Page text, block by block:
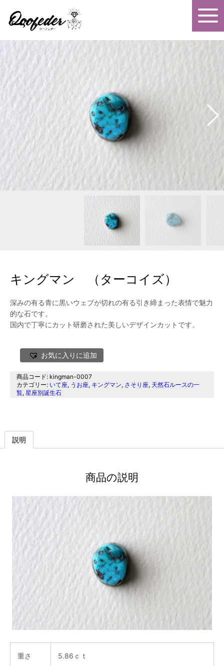
キングマン （ターコイズ）
深みの有る青に黒いウェブが切れの有る引き締まった表情で魅力
的な石です。
国内で丁寧にカット研磨された美しいデザインカットです。
お気に入りに追加
商品コード: kingman-0007
カテゴリー: いて座, うお座, キングマン, さそり座, 天然石ルースの一
覧,星座別誕生石
説明
商品の説明
重さ 5.86ｃｔ